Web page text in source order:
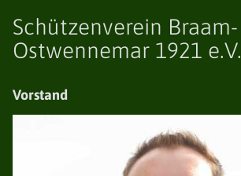
Schützenverein Braam-
Ostwennemar 1921 e.V.
Vorstand